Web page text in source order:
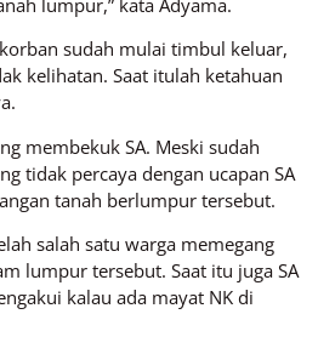
sudah mulai timbul keluar,
kelihatan. Saat itulah ketahuan
membekuk SA. Meski sudah
tidak percaya dengan ucapan SA
tanah berlumpur tersebut.
salah satu warga memegang
lumpur tersebut. Saat itu juga SA
kalau ada mayat NK di